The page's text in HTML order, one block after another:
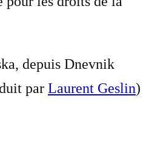
depuis Dnevnik
par Laurent Geslin)